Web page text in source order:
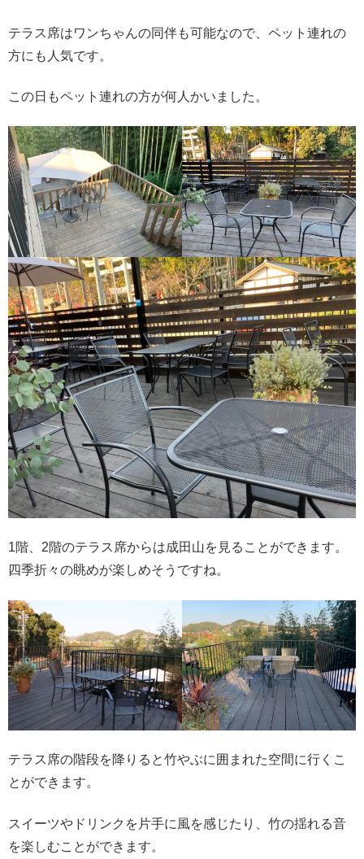
テラス席はワンちゃんの同伴も可能なので、ペット連れの
方にも人気です。
この日もペット連れの方が何人かいました。
1階、2階のテラス席からは成田山を見ることができます。
四季折々の眺めが楽しめそうですね。
テラス席の階段を降りると竹やぶに囲まれた空間に行くこ
とができます。
スイーツやドリンクを片手に風を感じたり、竹の揺れる音
を楽しむことができます。